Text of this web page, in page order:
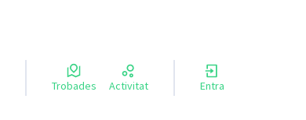
Trobades Activitat Entra